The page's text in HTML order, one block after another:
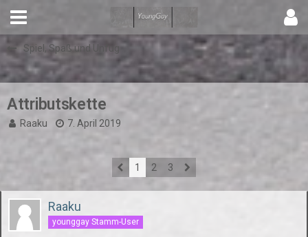
Spiel, Spaß und Unfug
Attributskette
Raaku 7. April 2019
1 2 3
Raaku
younggay Stamm-User